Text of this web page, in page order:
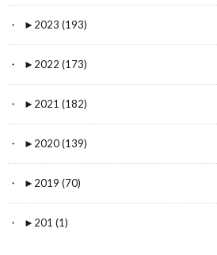
► 2023 (193)
► 2022 (173)
► 2021 (182)
► 2020 (139)
► 2019 (70)
► 201 (1)